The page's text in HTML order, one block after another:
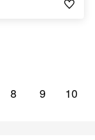
8 9 10